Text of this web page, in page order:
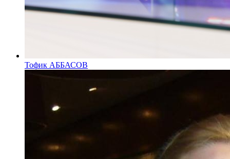
Тофик АББАСОВ